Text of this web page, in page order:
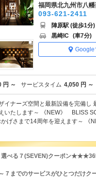
福岡県北九州市八
093-621-2411
陣原駅 (徒歩1分)
黒崎IC (車7分)
Google
円 ～ サービスタイム 4,050 円 ～
イナーズ空間と最新設備を完備し
いたします～ 《NEW》 BLISS
げさまで14周年を迎えます～ 《
る７(SEVEN)クーポン
７までのサービスがひとつだけク